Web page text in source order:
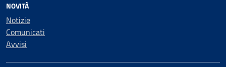
NOVITÀ
Notizie
Comunicati
Avvisi